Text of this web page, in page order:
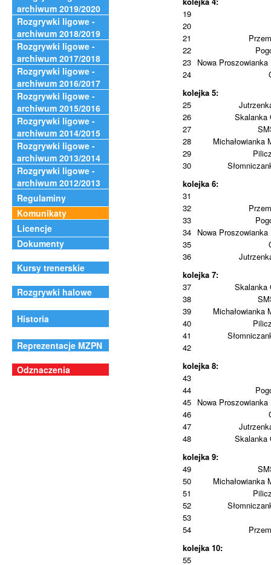
archiwum 2019/2020
Rozgrywki ligowe -
archiwum 2018/2019
Rozgrywki ligowe -
archiwum 2017/2018
Rozgrywki ligowe -
archiwum 2016/2017
Rozgrywki ligowe -
archiwum 2015/2016
Rozgrywki ligowe -
archiwum 2014/2015
Rozgrywki ligowe -
archiwum 2013/2014
Rozgrywki ligowe -
archiwum 2012/2013
Regulaminy
Komunikaty
Licencje
Dokumenty
Kursy trenerskie
Rozgrywki halowe
Historia
Reprezentacje MZPN
Odznaczenia
19
20
21
22
23 Nowa
24
kolejka 5:
25
26
Skalanka
27
28
Michałowianka
29
30
kolejka 6:
31
32
33
34 Nowa
35
36
kolejka 7:
37
Skalanka
38
39
Michałowianka
40
41
42
kolejka 8:
43
44
45 Nowa
46
47
48
Skalanka
kolejka 9:
49
50
Michałowianka
51
52
53
54
kolejka 10:
55